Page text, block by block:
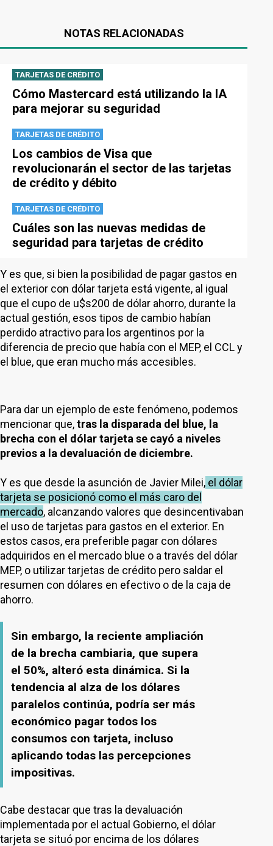
NOTAS RELACIONADAS
TARJETAS DE CRÉDITO
Cómo Mastercard está utilizando la IA
para mejorar su seguridad
TARJETAS DE CRÉDITO
Los cambios de Visa que
revolucionarán el sector de las tarjetas
de crédito y débito
TARJETAS DE CRÉDITO
Cuáles son las nuevas medidas de
seguridad para tarjetas de crédito
Y es que, si bien la posibilidad de pagar gastos en
el exterior con dólar tarjeta está vigente, al igual
que el cupo de u$s200 de dólar ahorro, durante la
actual gestión, esos tipos de cambio habían
perdido atractivo para los argentinos por la
diferencia de precio que había con el MEP, el CCL y
el blue, que eran mucho más accesibles.
Para dar un ejemplo de este fenómeno, podemos
mencionar que,tras la disparada del blue, la
brecha con el dólar tarjeta se cayó a niveles
previos a la devaluación de diciembre.
Y es que desde la asunción de Javier Milei, el dólar
tarjeta se posicionó como el más caro del
mercado, alcanzando valores que desincentivaban
el uso de tarjetas para gastos en el exterior. En
estos casos, era preferible pagar con dólares
adquiridos en el mercado blue o a través del dólar
MEP, o utilizar tarjetas de crédito pero saldar el
resumen con dólares en efectivo o de la caja de
ahorro.
Sin embargo, la reciente ampliación
de la brecha cambiaria, que supera
el 50%, alteró esta dinámica. Si la
tendencia al alza de los dólares
paralelos continúa, podría ser más
económico pagar todos los
consumos con tarjeta, incluso
aplicando todas las percepciones
impositivas.
Cabe destacar que tras la devaluación
implementada por el actual Gobierno, el dólar
tarjeta se situó por encima de los dólares